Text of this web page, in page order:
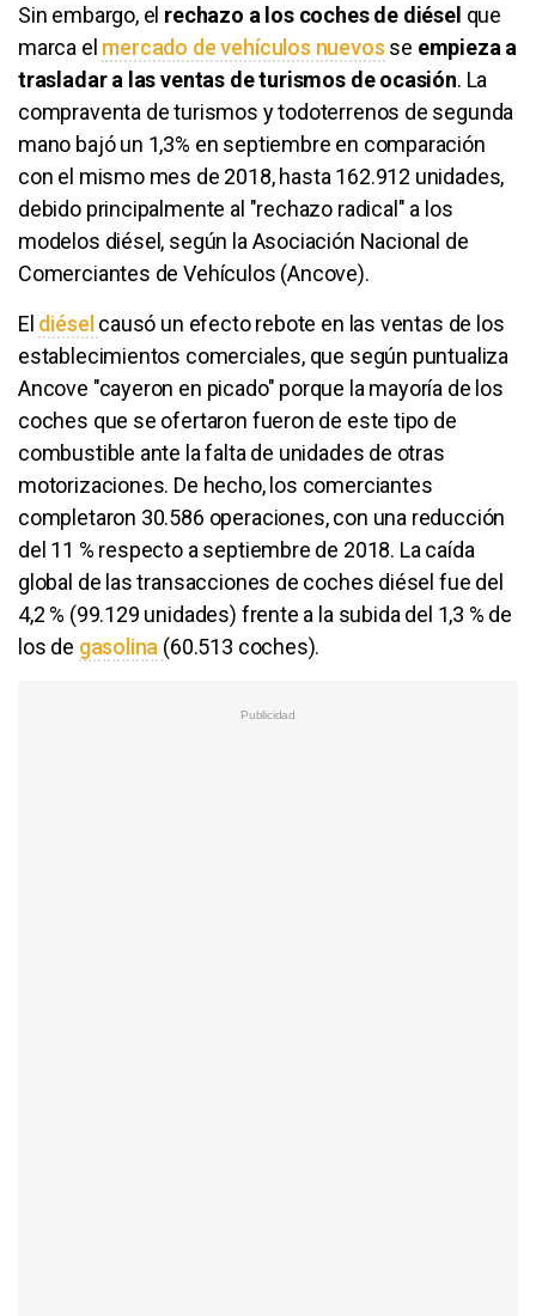
Sin embargo, el rechazo a los coches de diésel que
marca el mercado de vehículos nuevos se empieza a
trasladar a las ventas de turismos de ocasión. La
compraventa de turismos y todoterrenos de segunda
mano bajó un 1,3% en septiembre en comparación
con el mismo mes de 2018, hasta 162.912 unidades,
debido principalmente al "rechazo radical" a los
modelos diésel, según la Asociación Nacional de
Comerciantes de Vehículos (Ancove).
El diéselcausó un efecto rebote en las ventas de los
establecimientos comerciales, que según puntualiza
Ancove "cayeron en picado" porque la mayoría de los
coches que se ofertaron fueron de este tipo de
combustible ante la falta de unidades de otras
motorizaciones. De hecho, los comerciantes
completaron 30.586 operaciones, con una reducción
del 11 % respecto a septiembre de 2018. La caída
global de las transacciones de coches diésel fue del
4,2 % (99.129 unidades) frente a la subida del 1,3 % de
los de gasolina (60.513 coches).